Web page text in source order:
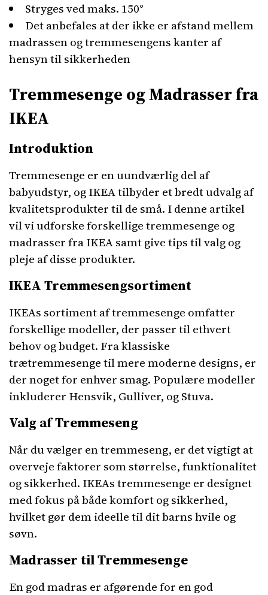
Stryges ved maks. 150°
Det anbefales at der ikke er afstand mellem
madrassen og tremmesengens kanter af
hensyn til sikkerheden
Tremmesenge og Madrasser fra
IKEA
Introduktion
Tremmesenge er en uundværlig del af
babyudstyr, og IKEA tilbyder et bredt udvalg af
kvalitetsprodukter til de små. I denne artikel
vil vi udforske forskellige tremmesenge og
madrasser fra IKEA samt give tips til valg og
pleje af disse produkter.
IKEA Tremmesengsortiment
IKEAs sortiment af tremmesenge omfatter
forskellige modeller, der passer til ethvert
behov og budget. Fra klassiske
trætremmesenge til mere moderne designs, er
der noget for enhver smag. Populære modeller
inkluderer Hensvik, Gulliver, og Stuva.
Valg af Tremmeseng
Når du vælger en tremmeseng, er det vigtigt at
overveje faktorer som størrelse, funktionalitet
og sikkerhed. IKEAs tremmesenge er designet
med fokus på både komfort og sikkerhed,
hvilket gør dem ideelle til dit barns hvile og
søvn.
Madrasser til Tremmesenge
En god madras er afgørende for en god